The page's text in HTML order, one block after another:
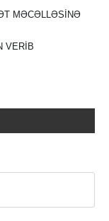
MƏCƏLLƏSİNƏ
VERİB